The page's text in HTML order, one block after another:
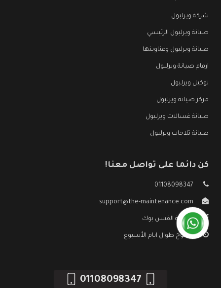
شركة ويرلبول
صيانة ويرلبول الرئيسي
صيانة ويرلبول وعناوينها
ارقام صيانة ويرلبول
توكيل ويرلبول
مركز صيانة ويرلبول
صيانة غسالات ويرلبول
صيانة ثلاجات ويرلبول
كن دائما على تواصل معنا!
01108098347
support@the-maintenance.com
صفحة الفيس بوك
مفتوح طوال ايام الأسبوع
01108098347